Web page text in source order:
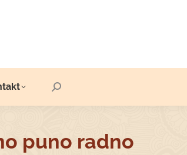
Search:
puno radno